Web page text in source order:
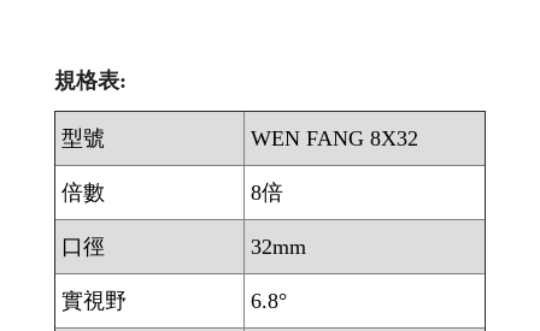
規格表:
型號 WEN FANG 8X32
倍數 8倍
口徑 32mm
實視野 6.8°